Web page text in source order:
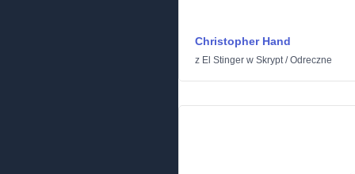
Christopher Hand
z El Stinger w Skrypt/Odreczne